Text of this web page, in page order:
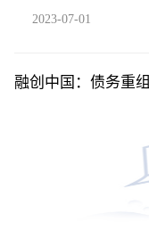
2023-07-01
融创中国：债务重